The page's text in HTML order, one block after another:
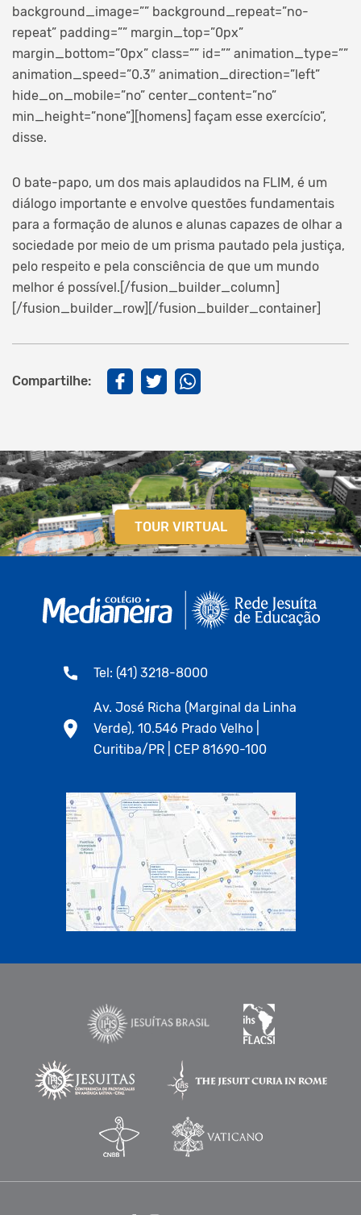
background_image=”” background_repeat=”no-
repeat” padding=”” margin_top=”0px”
margin_bottom=”0px” class=”” id=”” animation_type=””
animation_speed=”0.3″ animation_direction=”left”
hide_on_mobile=”no” center_content=”no”
min_height=”none”][homens] façam esse exercício”,
disse.
O bate-papo, um dos mais aplaudidos na FLIM, é um
diálogo importante e envolve questões fundamentais
para a formação de alunos e alunas capazes de olhar a
sociedade por meio de um prisma pautado pela justiça,
pelo respeito e pela consciência de que um mundo
melhor é possível.[/fusion_builder_column]
[/fusion_builder_row][/fusion_builder_container]
Compartilhe:
TOUR VIRTUAL
Tel: (41) 3218-8000
Av. José Richa (Marginal da Linha
Verde), 10.546 Prado Velho |
Curitiba/PR | CEP 81690-100